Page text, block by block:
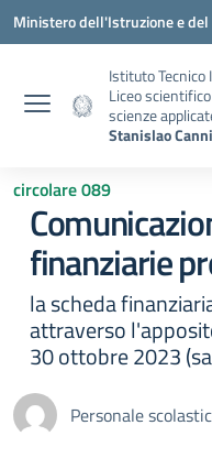
Vai ai contenuti
Vai al menu di navigazione
Vai al footer
Ministero dell'Istruzione e
Istituto
Liceo
scienze
Stanislao
circolare 089
finanziarie
la scheda
attraverso
30 ottobre 2023
Personale